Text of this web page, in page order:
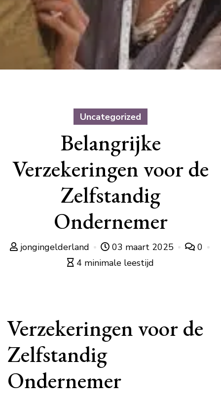
Uncategorized
Belangrijke
Verzekeringen voor de
Zelfstandig
Ondernemer
jongingelderland 03 maart 2025
0
4 minimale leestijd
Verzekeringen voor de
Zelfstandig
Ondernemer